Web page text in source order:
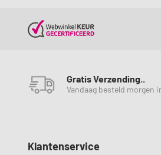
Gratis Verzending..
Vandaag besteld morgen
Klantenservice